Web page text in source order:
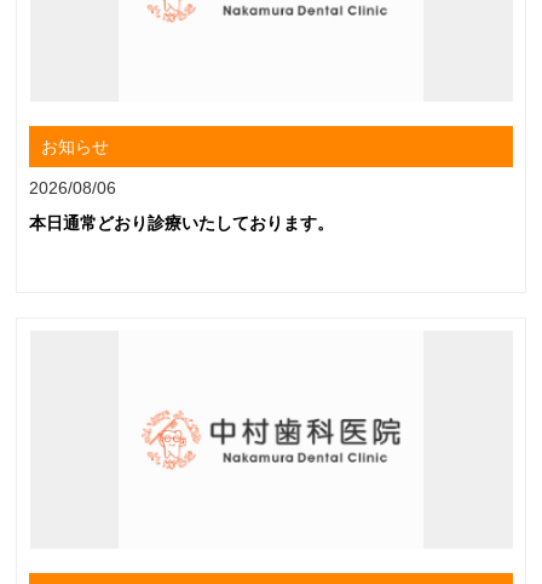
お知らせ
2026/08/06
本日通常どおり診療いたしております。